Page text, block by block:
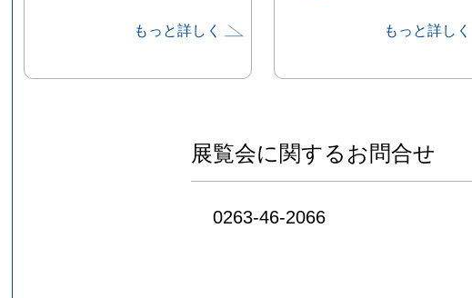
もっと詳しく もっと詳しく
展覧会に関するお問合せ
0263-46-2066